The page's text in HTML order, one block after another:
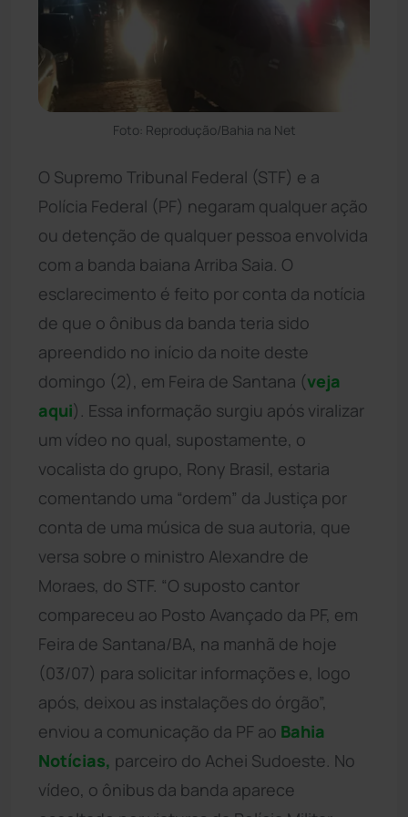
Foto: Reprodução/Bahia na Net
O Supremo Tribunal Federal (STF) e a
Polícia Federal (PF) negaram qualquer ação
ou detenção de qualquer pessoa envolvida
com a banda baiana Arriba Saia. O
esclarecimento é feito por conta da notícia
de que o ônibus da banda teria sido
apreendido no início da noite deste
domingo (2), em Feira de Santana (veja
aqui). Essa informação surgiu após viralizar
um vídeo no qual, supostamente, o
vocalista do grupo, Rony Brasil, estaria
comentando uma “ordem” da Justiça por
conta de uma música de sua autoria, que
versa sobre o ministro Alexandre de
Moraes, do STF. “O suposto cantor
compareceu ao Posto Avançado da PF, em
Feira de Santana/BA, na manhã de hoje
(03/07) para solicitar informações e, logo
após, deixou as instalações do órgão”,
enviou a comunicação da PF ao Bahia
Notícias, parceiro do Achei Sudoeste. No
vídeo, o ônibus da banda aparece